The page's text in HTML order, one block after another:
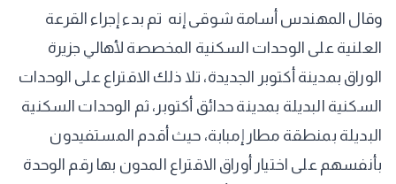
وقال المهندس أسامة شوقى إنه تم بدء إجراء القرعة
العلنية على الوحدات السكنية المخصصة لأهالي جزيرة
الوراق بمدينة أكتوبر الجديدة، تلا ذلك الاقتراع على الوحدات
السكنية البديلة بمدينة حدائق أكتوبر، ثم الوحدات السكنية
البديلة بمنطقة مطار إمبابة، حيث أقدم المستفيدون
بأنفسهم على اختيار أوراق الاقتراع المدون بها رقم الوحدة